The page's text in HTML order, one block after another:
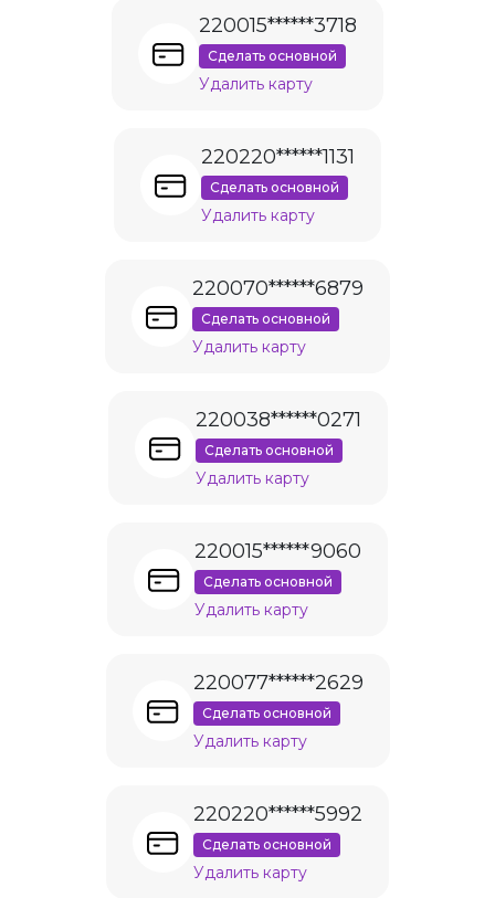
220015******3718
Сделать основной
Удалить карту
220220******1131
Сделать основной
Удалить карту
220070******6879
Сделать основной
Удалить карту
220038******0271
Сделать основной
Удалить карту
220015******9060
Сделать основной
Удалить карту
220077******2629
Сделать основной
Удалить карту
220220******5992
Сделать основной
Удалить карту